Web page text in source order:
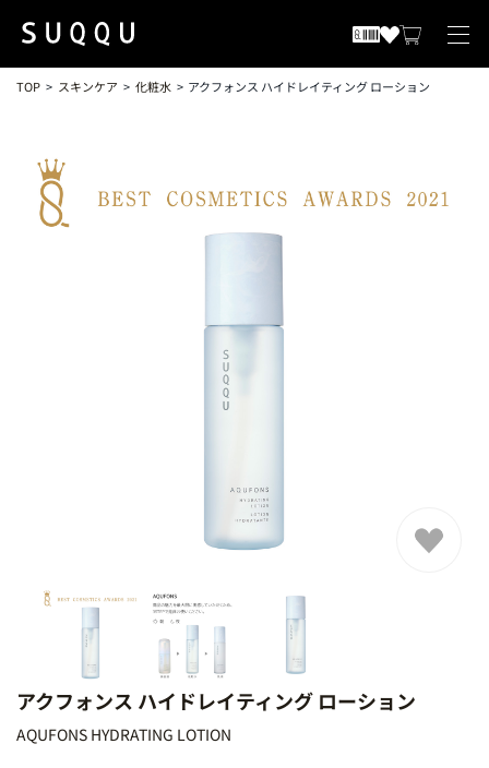
TOP スキンケア 化粧水 アクフォンス ハイドレイティング ローション
アクフォンス ハイドレイティング ローション
AQUFONS HYDRATING LOTION